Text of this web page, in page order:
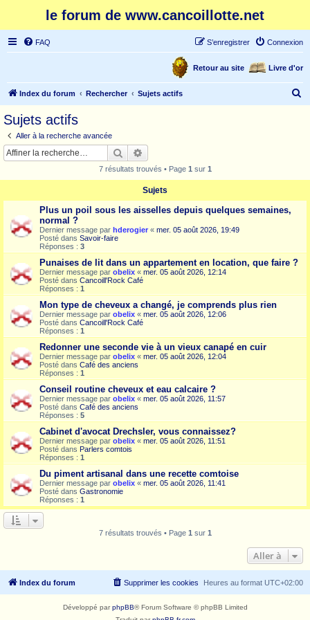
le forum de www.cancoillotte.net
FAQ Connexion
S’enregistrer
Livre d'or
Retour au site
Index du forum Rechercher Sujets actifs
Sujets actifs
Aller à la recherche avancée
Rechercher
7 résultats trouvés • Page 1 sur 1
Sujets
Plus un poil sous les aisselles depuis quelques semaines,
normal ?
Dernier message par hderogier « mer. 05 août 2026, 19:49
Posté dans Savoir-faire
Réponses : 3
Punaises de lit dans un appartement en location, que faire ?
Dernier message par obelix « mer. 05 août 2026, 12:14
Posté dans Cancoill'Rock Café
Réponses : 1
Mon type de cheveux a changé, je comprends plus rien
Dernier message par obelix « mer. 05 août 2026, 12:06
Posté dans Cancoill'Rock Café
Réponses : 1
Redonner une seconde vie à un vieux canapé en cuir
Dernier message par obelix « mer. 05 août 2026, 12:04
Posté dans Café des anciens
Réponses : 1
Conseil routine cheveux et eau calcaire ?
Dernier message par obelix « mer. 05 août 2026, 11:57
Posté dans Café des anciens
Réponses : 5
Cabinet d'avocat Drechsler, vous connaissez?
Dernier message par obelix « mer. 05 août 2026, 11:51
Posté dans Parlers comtois
Réponses : 1
Du piment artisanal dans une recette comtoise
Dernier message par obelix « mer. 05 août 2026, 11:41
Posté dans Gastronomie
Réponses : 1
7 résultats trouvés • Page 1 sur 1
Aller à
Index du forum Heures au format UTC+02:00
Supprimer les cookies
Développé parphpBB® Forum Software © phpBB Limited